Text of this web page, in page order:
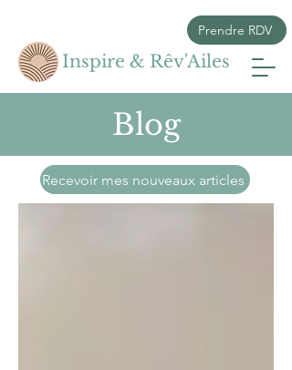
Prendre RDV
Inspire & Rêv'Ailes
Blog
Recevoir mes nouveaux articles